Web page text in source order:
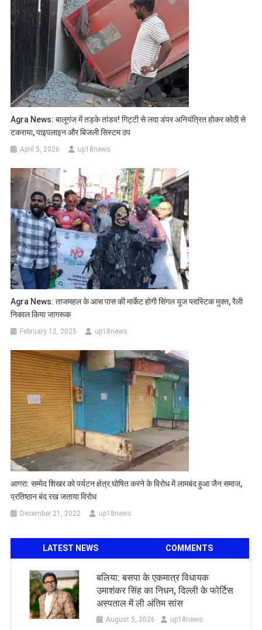
Agra News: बालूगंज में तड़के तांडव! गिट्टी से लदा डंपर अनियंत्रित होकर कोठी से
टकराया, पाइपलाइन और बिजली सिस्टम ठप
April 5, 2026 up18news
Agra News: ताजमहल के आस पास की मार्केट होगी सिंगल यूज प्लास्टिक मुक्त, रैली
निकाल किया जागरूक
February 12, 2025 up18news
आगरा: सम्मेद शिखर को पर्यटन क्षेत्र घोषित करने के विरोध में लामबंद हुआ जैन समाज,
प्रतिष्ठान बंद रख जताया विरोध
December 21, 2022 up18news
LATEST NEWS COMMENTS
बलिया: बसपा के एकमात्र विधायक
उमाशंकर सिंह का निधन, दिल्ली के फोर्टिस
अस्पताल में ली अंतिम सांस
August 5, 2026 up18news